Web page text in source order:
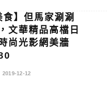
食】但馬家涮涮
文華精品高檔日
尚光影網美牆
2019-12-12